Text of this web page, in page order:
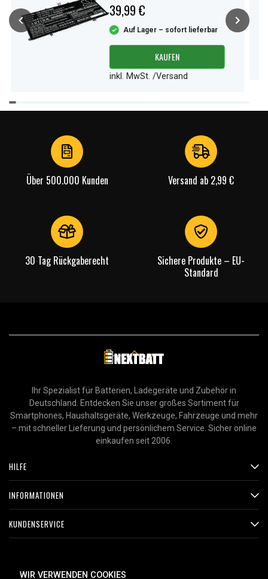
39,99 €
Auf Lager – sofort lieferbar
KAUFEN
inkl. MwSt. /Versand
Item
1
Über 500.000 Kunden Versand ab 2,99 €
30 Tag Rückgaberecht
Sichere Produkte – EU-
Standard
Ihr Spezialist für Batterien, Ladegeräte und Zubehör in
Deutschland. Entdecken Sie unser großes Sortiment für
Smartphones, Haushaltsgeräte, Werkzeuge, Fahrzeuge und mehr
– mit schneller Lieferung und persönlichem Service. Sicher online
einkaufen seit 2006.
HILFE
INFORMATIONEN
KUNDENSERVICE
ZAHLUNGSMETHODEN
WIR VERWENDEN COOKIES